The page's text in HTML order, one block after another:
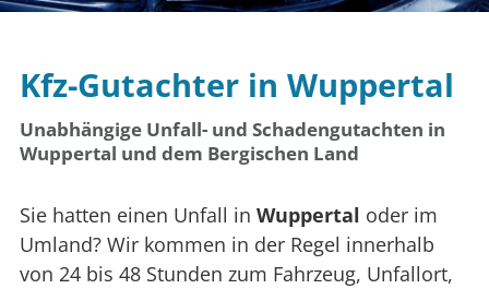
Kfz-Gutachter in Wuppertal
Unabhängige Unfall- und Schadengutachten in
Wuppertal und dem Bergischen Land
Sie hatten einen Unfall in Wuppertal oder im
Umland? Wir kommen in der Regel innerhalb
von 24 bis 48 Stunden zum Fahrzeug, Unfallort,